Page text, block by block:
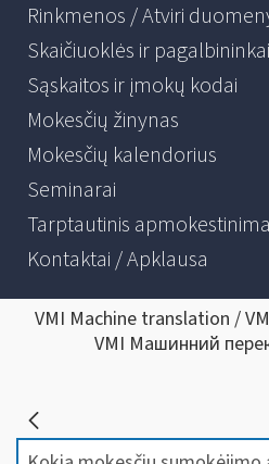
Rinkmenos / Atviri
Skaičiuoklės ir pagalbininkai
Sąskaitos ir įmokų kodai
Mokesčių žinynas
Mokesčių kalendorius
Seminarai
Tarptautinis
Kontaktai / Apklausa
VMI Machine translation /
VMI Машинний